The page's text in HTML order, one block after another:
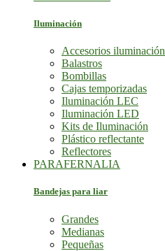
Iluminación
Accesorios iluminación
Balastros
Bombillas
Cajas temporizadas
Iluminación LEC
Iluminación LED
Kits de Iluminación
Plástico reflectante
Reflectores
PARAFERNALIA
Bandejas para liar
Grandes
Medianas
Pequeñas